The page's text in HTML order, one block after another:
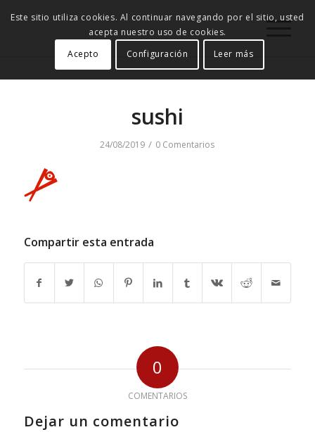
sushi
24/08/2019 / 0 Comentarios
Compartir esta entrada
0
COMENTARIOS
Dejar un comentario
Este sitio utiliza cookies. Al continuar navegando por el sitio, usted
acepta nuestro uso de cookies.
Acepto
Configuración Leer más